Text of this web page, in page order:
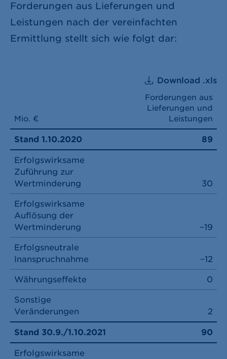
Forderungen aus Lieferungen und
Leistungen nach der vereinfachten
Ermittlung stellt sich wie folgt dar:
Download .xls
Mio. €
Forderungen aus
Lieferungen und
Leistungen
Stand 1.10.2020 89
Erfolgswirksame
Zuführung zur
Wertminderung
30
Erfolgswirksame
Auflösung der
Wertminderung
−19
Erfolgsneutrale
Inanspruchnahme
−12
Währungseffekte 0
Sonstige
Veränderungen
2
Stand 30.9./1.10.2021 90
Erfolgswirksame